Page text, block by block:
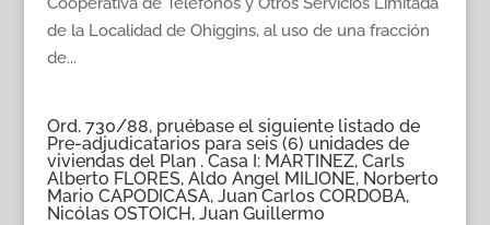
de la Localidad de Ohiggins, al uso de una fracción
de...
Ord. 730/88, pruébase el siguiente listado de
Pre-adjudicatarios para seis (6) unidades de
viviendas del Plan . Casa I: MARTINEZ, Carls
Alberto FLORES, Aldo Angel MILIONE, Norberto
Mario CAPODICASA, Juan Carlos CORDOBA,
Nicólas OSTOICH, Juan Guillermo